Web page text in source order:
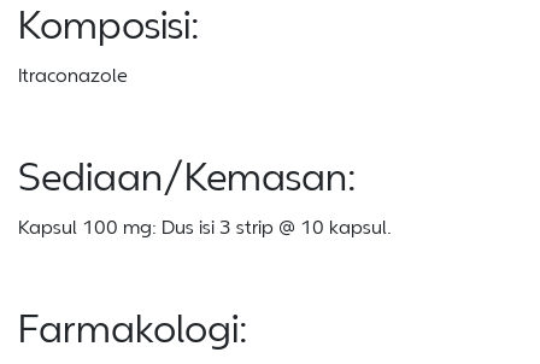
Komposisi:
Itraconazole
Sediaan/Kemasan:
Kapsul 100 mg: Dus isi 3 strip @ 10 kapsul.
Farmakologi: